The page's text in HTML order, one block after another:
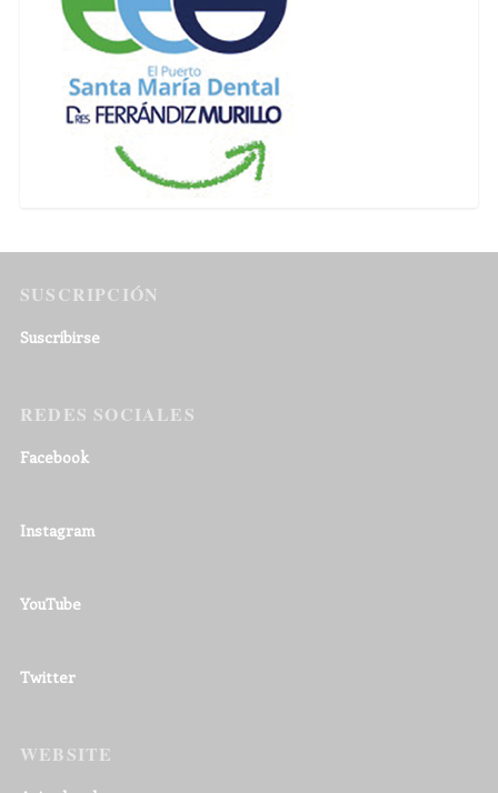
SUSCRIPCIÓN
Suscribirse
REDES SOCIALES
Facebook
Instagram
YouTube
Twitter
WEBSITE